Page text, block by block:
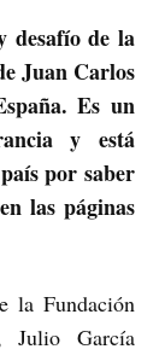
desafío de la
Juan Carlos
Es un
y está
por saber
las páginas
la Fundación
Julio García